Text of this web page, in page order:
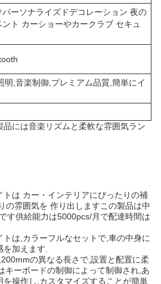
パーソナライズドデコレーション 夜の
ト カーショーやカークラブ セキュ
明,音楽制御,プレミアム品質,簡単にイ
品には音楽リズムと柔軟な雰囲気ラン
トは カー・インテリアにぴったりの補
の雰囲気を 作り出しますこの製品は中
す供給能力は5000pcs/月で配達時間は
は,カラーフルなセットで,車の中身に
加えます.
の異なる長さで,設置と配置に柔
キーボードの制御によって制御され,あ
を操作し,カスタマイズすることが簡単